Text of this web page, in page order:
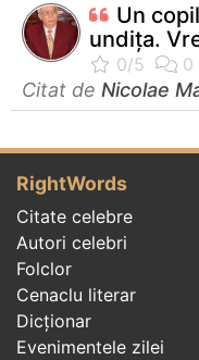
Un
undiţa.
Citat de Nicolae
RightWords
Citate celebre
Autori celebri
Folclor
Cenaclu literar
Dicționar
Evenimentele zilei